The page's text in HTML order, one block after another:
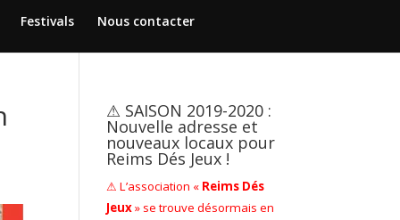
Festivals Nous contacter
⚠ SAISON 2019-2020 :
Nouvelle adresse et
nouveaux locaux pour
Reims Dés Jeux !
⚠ L’association « Reims Dés
Jeux» se trouve désormais en